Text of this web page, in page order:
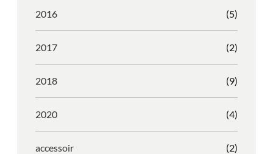
2016 (5)
2017 (2)
2018 (9)
2020 (4)
accessoir (2)